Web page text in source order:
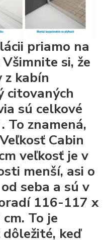
priamo na
si, že
z kabín
citovaných
sú celkové
. To znamená,
Cabin
veľkosť je v
menší, asi o
seba a sú v
116-117 x
To je
keď